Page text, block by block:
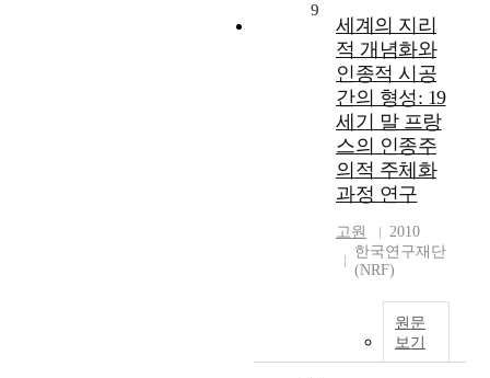
9
세계의 지리
적 개념화와
인종적 시공
간의 형성: 19
세기 말 프랑
스의 인종주
의적 주체화
과정 연구
고원
2010
한국연구재단
(NRF)
원문
보기